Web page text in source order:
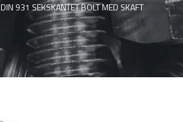
DIN 931 SEKSKANTET BOLT MED SKAFT